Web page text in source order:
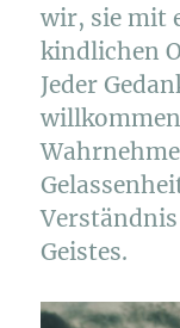
wir, sie mit
kindlichen
Jeder
Geistes.